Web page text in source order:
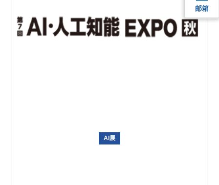
邮箱
AI展
邮箱
邮箱